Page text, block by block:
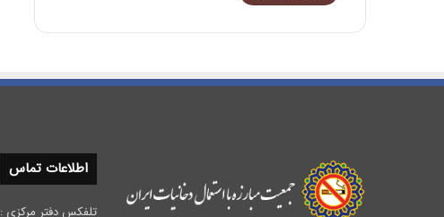
اطلاعات تماس
تلفکس دفتر مرکزی : 2-88105001-021